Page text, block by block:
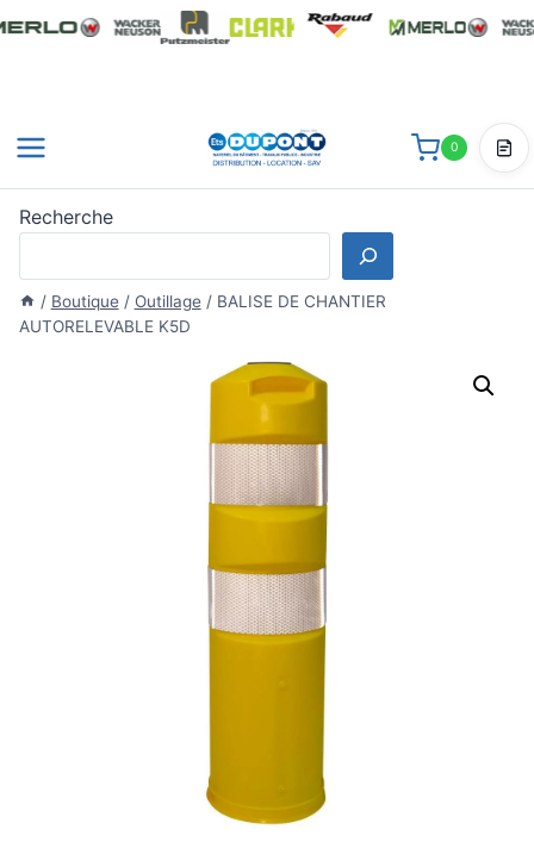
0
/ Boutique / Outillage / BALISE DE CHANTIER
AUTORELEVABLE K5D
Recherche